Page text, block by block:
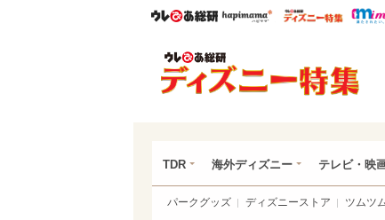
ウレぴあ総研ハピママ* ウレ
TDR 海外ディズニー テレビ・映
パークグッズ ディズニーストア ツムツ